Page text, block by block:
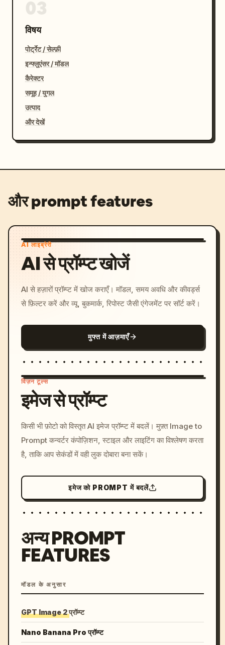
विषय
पोर्ट्रेट / सेल्फ़ी
इन्फ्लुएंसर / मॉडल
कैरेक्टर
समूह / युगल
उत्पाद
और देखें
और prompt features
AI लाइब्रेरी
AI से प्रॉम्प्ट खोजें
AI से हज़ारों प्रॉम्प्ट में खोज कराएँ। मॉडल, समय अवधि और कीवर्ड्स
से फ़िल्टर करें और व्यू, बुकमार्क, रिपोस्ट जैसी एंगेजमेंट पर सॉर्ट करें।
मुफ्त में आज़माएँ
c, cyberpunk sunset, neon
colors, 8k --v 6.0
विज़न टूल्स
इमेज से प्रॉम्प्ट
किसी भी फ़ोटो को विस्तृत AI इमेज प्रॉम्प्ट में बदलें। मुफ़्त Image to
Prompt कन्वर्टर कंपोज़िशन, स्टाइल और लाइटिंग का विश्लेषण करता
है, ताकि आप सेकंडों में वही लुक दोबारा बना सकें।
इमेज को PROMPT में बदलें
अन्य PROMPT
FEATURES
मॉडल के अनुसार
GPT Image 2 प्रॉम्प्ट
Nano Banana Pro प्रॉम्प्ट